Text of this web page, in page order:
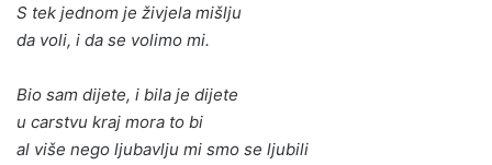
S tek jednom je živjela mišlju
da voli, i da se volimo mi.
Bio sam dijete, i bila je dijete
u carstvu kraj mora to bi
al više nego ljubavlju mi smo se ljubili